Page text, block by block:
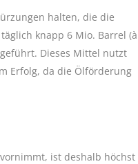
halten, die die
knapp 6 Mio. Barrel (à
Dieses Mittel nutzt
Erfolg, da die Ölförderung
ist deshalb höchst